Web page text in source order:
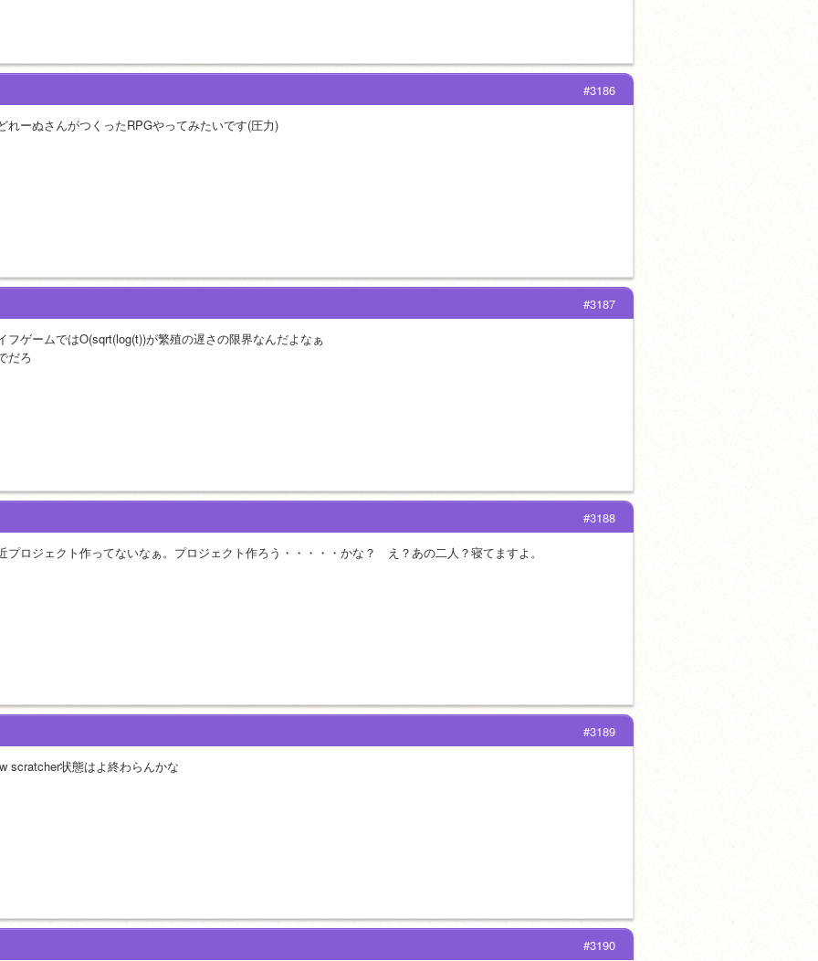
#3186
れーぬさんがつくったRPGやってみたいです(圧力)
#3187
フゲームではO(sqrt(log(t))が繁殖の遅さの限界なんだよなぁ
だろ
#3188
プロジェクト作ってないなぁ。プロジェクト作ろう・・・・・かな？　え？あの二人？寝てますよ。
#3189
scratcher状態はよ終わらんかな
#3190